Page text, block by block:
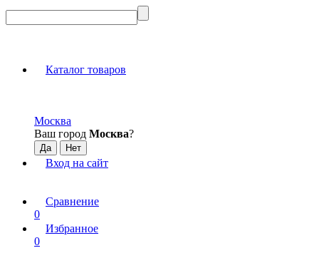
Каталог товаров
Москва
Ваш город Москва?
Вход на сайт
Сравнение
0
Избранное
0